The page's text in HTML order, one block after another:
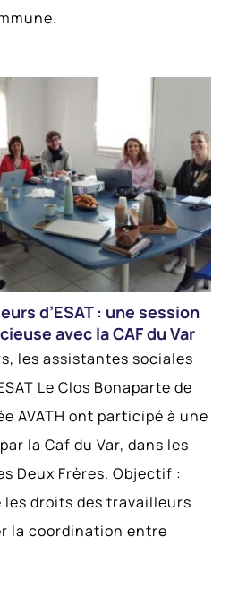
d’ESAT : une session
avec la CAF du Var
les assistantes sociales
Le Clos Bonaparte de
AVATH ont participé à une
la Caf du Var, dans les
Deux Frères. Objectif :
les droits des travailleurs
la coordination entre